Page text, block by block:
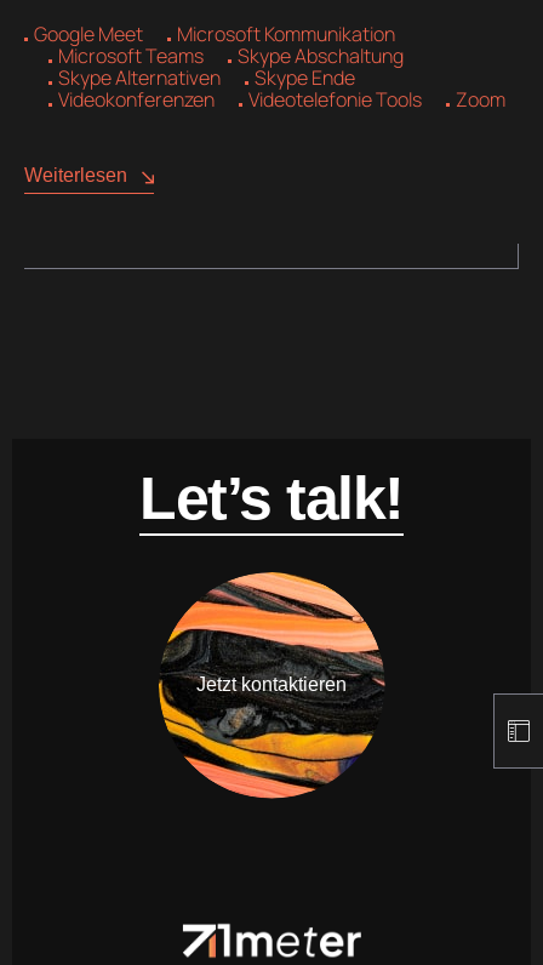
Google Meet
Microsoft Kommunikation
Microsoft Teams
Skype Abschaltung
Skype Alternativen
Skype Ende
Videokonferenzen
Videotelefonie Tools Zoom
Weiterlesen
Let’s talk!
Jetzt kontaktieren